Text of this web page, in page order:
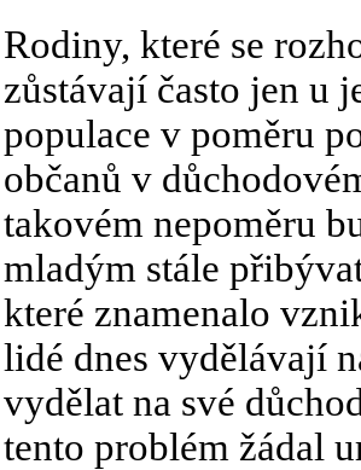
Rodiny, které se
zůstávají často jen u
populace v poměru
občanů v
takovém nepoměru
mladým stále
které znamenalo
lidé dnes vydělávají
vydělat na své
tento problém žádal